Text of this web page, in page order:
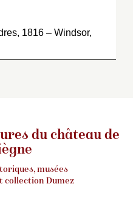
1816 – Windsor,
du château de
musées
collection Dumez